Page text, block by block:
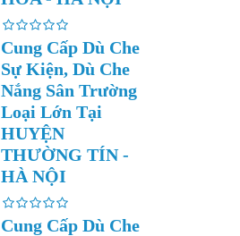
Cung Cấp Dù Che
Sự Kiện, Dù Che
Nắng Sân Trường
Loại Lớn Tại
HUYỆN
THƯỜNG TÍN -
HÀ NỘI
Cung Cấp Dù Che